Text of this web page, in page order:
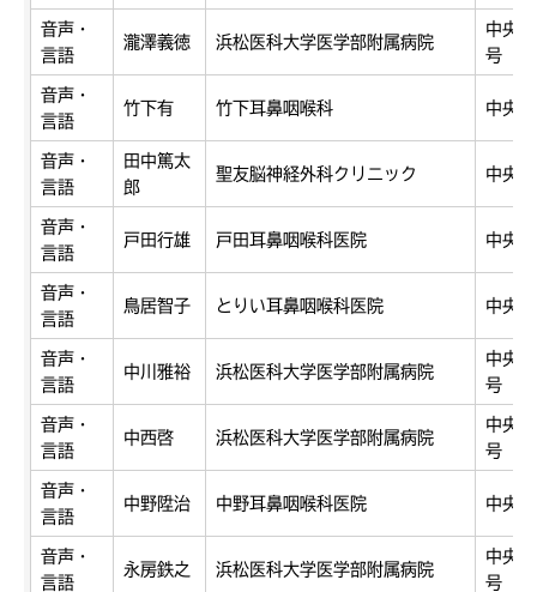
音声・
言語
瀧澤義徳 浜松医科大学医学部附属病院
中央
号
音声・
言語
竹下有 竹下耳鼻咽喉科 中央
音声・
言語
田中篤太
郎
聖友脳神経外科クリニック 中央
音声・
言語
戸田行雄 戸田耳鼻咽喉科医院 中央
音声・
言語
鳥居智子 とりい耳鼻咽喉科医院 中央
音声・
言語
中川雅裕 浜松医科大学医学部附属病院
中央
号
音声・
言語
中西啓 浜松医科大学医学部附属病院
中央
号
音声・
言語
中野陞治 中野耳鼻咽喉科医院 中央
音声・
言語
永房鉄之 浜松医科大学医学部附属病院
中央
号